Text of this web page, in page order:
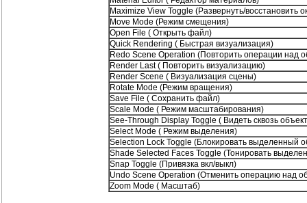
Maximize View Toggle (Развернуть/восстановить
Move Mode (Режим смещения)
Open File ( Открыть файл)
Quick Rendering ( Быстрая визуализация)
Redo Scene Operation (Повторить операции над
Render Last ( Повторить визуализацию)
Render Scene ( Визуализация сцены)
Rotate Mode (Режим вращения)
Save File ( Сохранить файл)
Scale Mode ( Режим масштабирования)
See-Through Display Toggle ( Видеть сквозь
Select Mode ( Режим выделения)
Selection Lock Toggle (Блокировать выделенный
Shade Selected Faces Toggle (Тонировать
Snap Toggle (Привязка вкл/выкл)
Undo Scene Operation (Отменить операцию над
Zoom Mode ( Масштаб)